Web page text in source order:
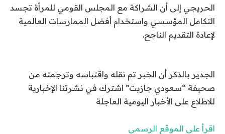
الحريجي إلى أن الشراكة مع المجلس القومي للمرأة تجسد
التكامل المؤسسي واستخدام أفضل الممارسات العالمية
لإعادة التقديم الناجح.
الجدير بالذكر أن الخبر تم نقله واقتباسه وترجمته من
صحيفة “سعودي جازيت” اشترك في نشرتنا الإخبارية
للاطلاع على الأخبار اليومية العاجلة
اقرأ على الموقع الرسمي